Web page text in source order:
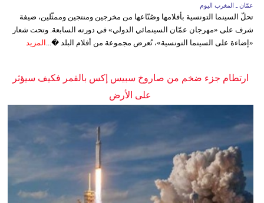
عمّان ـ المغرب اليوم
تحلّ السينما التونسية بأفلامها وصُنّاعها من مخرجين ومنتجين وممثّلين، ضيفة
شرف على «مهرجان عمّان السينمائي الدولي» في دورته السابعة. وتحت شعار
«إضاءة على السينما التونسية»، تُعرض مجموعة من أفلام البلد �...
المزيد
ارتطام جزء ضخم من صاروخ سبيس إكس بالقمر فكيف سيؤثر
على الأرض